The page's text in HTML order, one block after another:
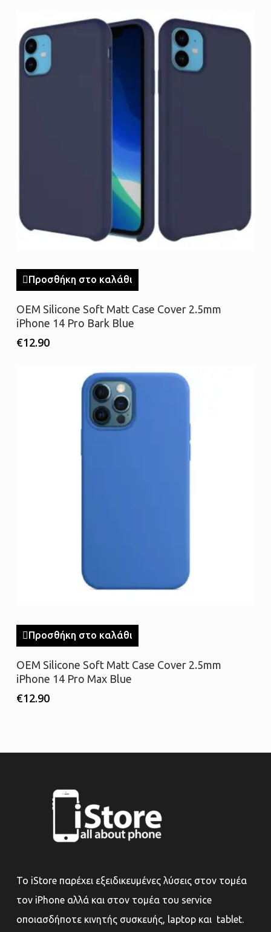
Προσθήκη στο καλάθι
OEM Silicone Soft Matt Case Cover 2.5mm
iPhone 14 Pro Bark Blue
€12.90
Προσθήκη στο καλάθι
OEM Silicone Soft Matt Case Cover 2.5mm
iPhone 14 Pro Max Blue
€12.90
Το iStore παρέχει εξειδικευμένες λύσεις στον τομέα
τον iPhone αλλά και στον τομέα του service
οποιασδήποτε κινητής συσκευής, laptop και tablet.